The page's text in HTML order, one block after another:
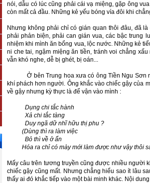
nói, dẫu có lúc cũng phải cái vạ miệng, gặp ông
còn mất cả đầu. Những kẻ yếu bóng vía đôi khi
Nhưng không phải chỉ có gián quan thôi đâu, đã
phải phản biện, phải can gián vua, các bậc trung
nhiệm khi mình ăn bổng vua, lộc nước. Những kẻ
ni che tai, ngậm miệng ăn tiền, tránh voi chẳng
vẫn khó nghe, dễ bị ghét, bị oán...
Ở bên Trung hoa xưa có ông Tiền Ngu Sơn
khí phách hơn người. Ông khắc vào chiếc gậy của
về gậy nhưng kỳ thực là để vận vào mình :
Dụng chi tắc hành
Xả chi tắc tàng
Duy ngã dữ nhĩ hữu thị phu ?
(Dùng thì ra làm việc
Bỏ thì về ở ẩn
Hóa ra chỉ có mày mới làm được như vậy thôi
Mấy câu trên tương truyền cũng được nhiều người
chiếc gậy cũng mất. Nhưng chẳng hiểu sao ít lâu
thấy ai đó khắc tiếp vào một bài minh khác. Nội